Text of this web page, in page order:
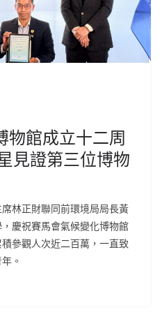
物館成立十二周
見證第三位博物
林正財聯同前環境局局長黃
慶祝賽馬會氣候變化博物館
參觀人次近二百萬，一直致
。